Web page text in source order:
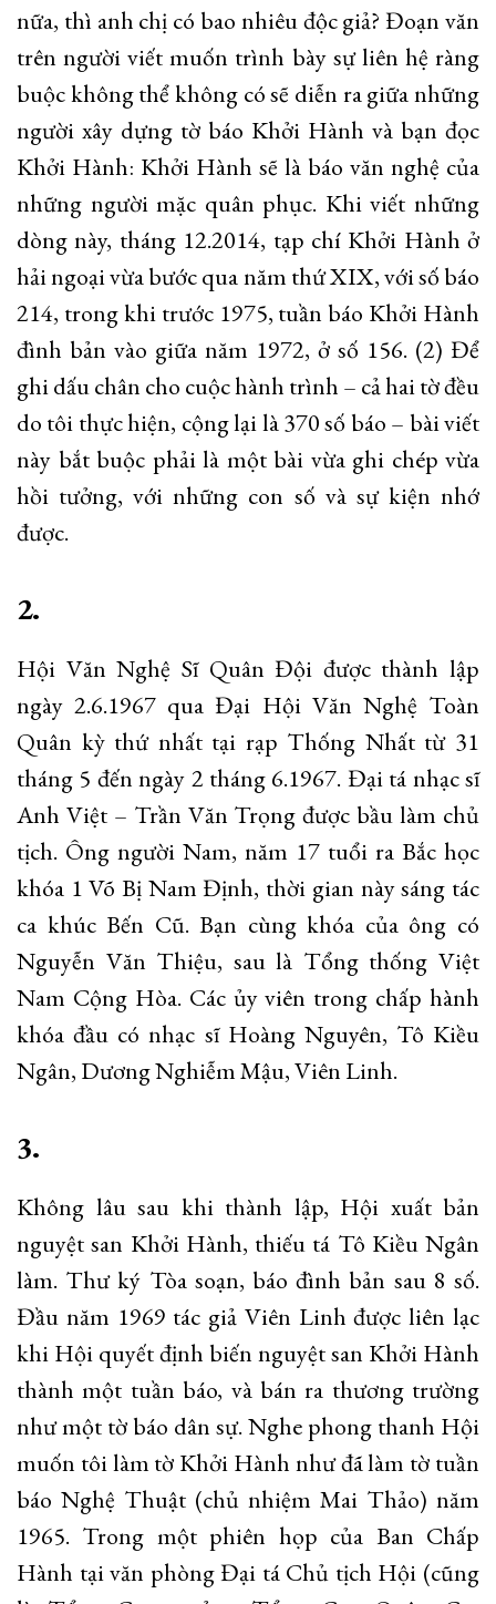
nữa, thì anh chị có bao nhiêu độc giả? Đoạn văn
trên người viết muốn trình bày sự liên hệ ràng
buộc không thể không có sẽ diễn ra giữa những
người xây dựng tờ báo Khởi Hành và bạn đọc
Khởi Hành: Khởi Hành sẽ là báo văn nghệ của
những người mặc quân phục. Khi viết những
dòng này, tháng 12.2014, tạp chí Khởi Hành ở
hải ngoại vừa bước qua năm thứ XIX, với số báo
214, trong khi trước 1975, tuần báo Khởi Hành
đình bản vào giữa năm 1972, ở số 156. (2) Để
ghi dấu chân cho cuộc hành trình – cả hai tờ đều
do tôi thực hiện, cộng lại là 370 số báo – bài viết
này bắt buộc phải là một bài vừa ghi chép vừa
hồi tưởng, với những con số và sự kiện nhớ
được.
2.
Hội Văn Nghệ Sĩ Quân Đội được thành lập
ngày 2.6.1967 qua Đại Hội Văn Nghệ Toàn
Quân kỳ thứ nhất tại rạp Thống Nhất từ 31
tháng 5 đến ngày 2 tháng 6.1967. Đại tá nhạc sĩ
Anh Việt – Trần Văn Trọng được bầu làm chủ
tịch. Ông người Nam, năm 17 tuổi ra Bắc học
khóa 1 Võ Bị Nam Định, thời gian này sáng tác
ca khúc Bến Cũ. Bạn cùng khóa của ông có
Nguyễn Văn Thiệu, sau là Tổng thống Việt
Nam Cộng Hòa. Các ủy viên trong chấp hành
khóa đầu có nhạc sĩ Hoàng Nguyên, Tô Kiều
Ngân, Dương Nghiễm Mậu, Viên Linh.
3.
Không lâu sau khi thành lập, Hội xuất bản
nguyệt san Khởi Hành, thiếu tá Tô Kiều Ngân
làm. Thư ký Tòa soạn, báo đình bản sau 8 số.
Đầu năm 1969 tác giả Viên Linh được liên lạc
khi Hội quyết định biến nguyệt san Khởi Hành
thành một tuần báo, và bán ra thương trường
như một tờ báo dân sự. Nghe phong thanh Hội
muốn tôi làm tờ Khởi Hành như đã làm tờ tuần
báo Nghệ Thuật (chủ nhiệm Mai Thảo) năm
1965. Trong một phiên họp của Ban Chấp
Hành tại văn phòng Đại tá Chủ tịch Hội (cũng